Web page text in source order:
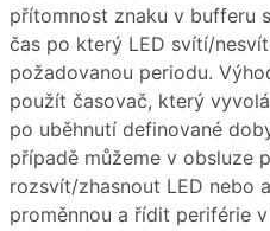
přítomnost znaku v bufferu
čas po který LED svítí/
požadovanou periodu.
použít časovač, který
po uběhnutí definované
případě můžeme v obsluze
rozsvít/zhasnout LED nebo
proměnnou a řídit periférie